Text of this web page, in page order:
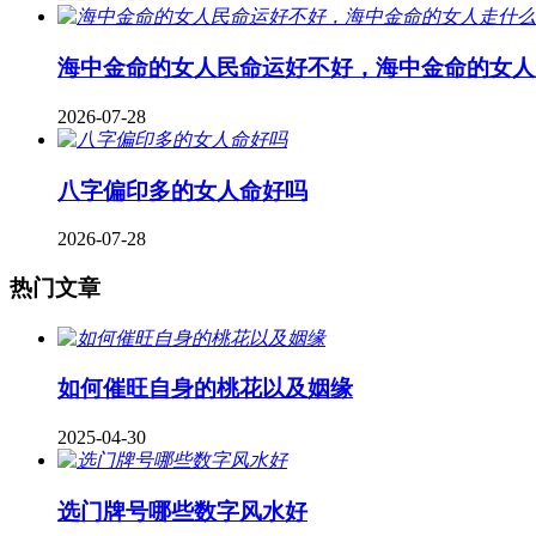
海中金命的女人民命运好不好，海中金命的女
2026-07-28
八字偏印多的女人命好吗
2026-07-28
热门文章
如何催旺自身的桃花以及姻缘
2025-04-30
​选门牌号哪些数字风水好